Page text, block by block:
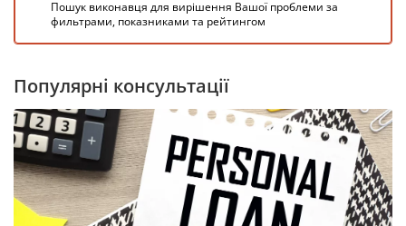
Пошук виконавця для вирішення Вашої проблеми за
фильтрами, показниками та рейтингом
Популярні консультації